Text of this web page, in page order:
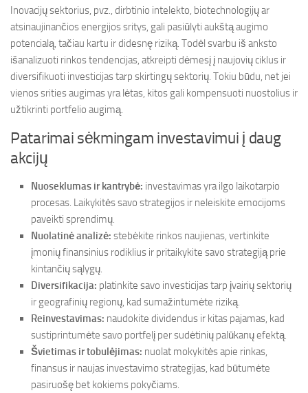
Inovacijų sektorius, pvz., dirbtinio intelekto, biotechnologijų ar
atsinaujinančios energijos sritys, gali pasiūlyti aukštą augimo
potencialą, tačiau kartu ir didesnę riziką. Todėl svarbu iš anksto
išanalizuoti rinkos tendencijas, atkreipti dėmesį į naujovių ciklus ir
diversifikuoti investicijas tarp skirtingų sektorių. Tokiu būdu, net jei
vienos srities augimas yra lėtas, kitos gali kompensuoti nuostolius ir
užtikrinti portfelio augimą.
Patarimai sėkmingam investavimui į daug
akcijų
Nuoseklumas ir kantrybė: investavimas yra ilgo laikotarpio
procesas. Laikykitės savo strategijos ir neleiskite emocijoms
paveikti sprendimų.
Nuolatinė analizė: stebėkite rinkos naujienas, vertinkite
įmonių finansinius rodiklius ir pritaikykite savo strategiją prie
kintančių sąlygų.
Diversifikacija: platinkite savo investicijas tarp įvairių sektorių
ir geografinių regionų, kad sumažintumėte riziką.
Reinvestavimas: naudokite dividendus ir kitas pajamas, kad
sustiprintumėte savo portfelį per sudėtinių palūkanų efektą.
Švietimas ir tobulėjimas: nuolat mokykitės apie rinkas,
finansus ir naujas investavimo strategijas, kad būtumėte
pasiruošę bet kokiems pokyčiams.